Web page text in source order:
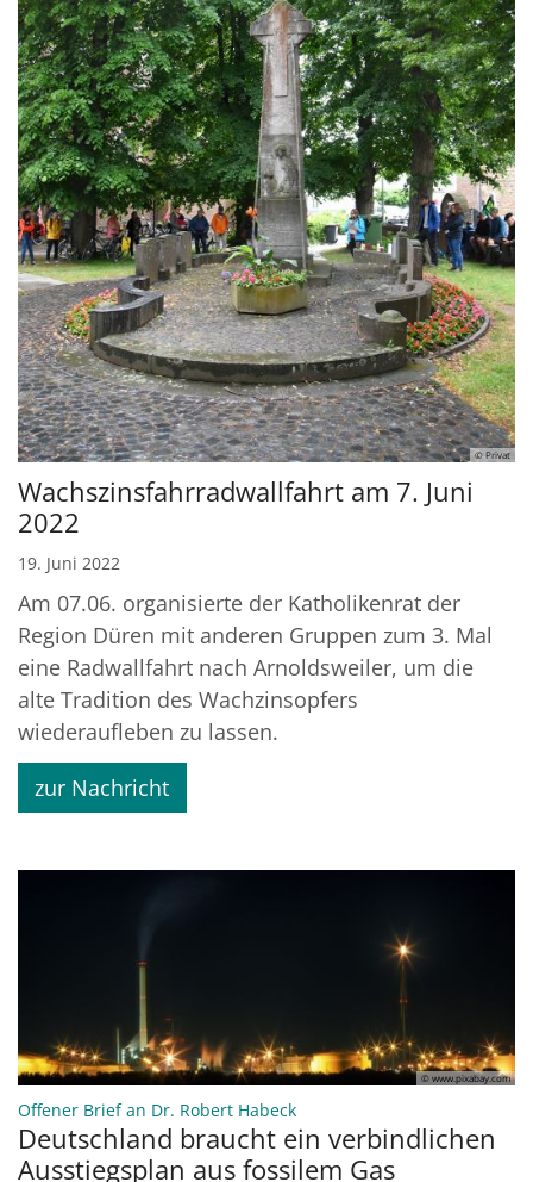
© Privat
Wachszinsfahrradwallfahrt am 7. Juni
2022
19. Juni 2022
Am 07.06. organisierte der Katholikenrat der
Region Düren mit anderen Gruppen zum 3. Mal
eine Radwallfahrt nach Arnoldsweiler, um die
alte Tradition des Wachzinsopfers
wiederaufleben zu lassen.
zur Nachricht
© www.pixabay.com
Offener Brief an Dr. Robert Habeck:
Deutschland braucht ein verbindlichen
Ausstiegsplan aus fossilem Gas